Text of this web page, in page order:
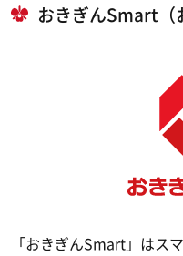
おきぎんSmart（
「おきぎんSmart」はス